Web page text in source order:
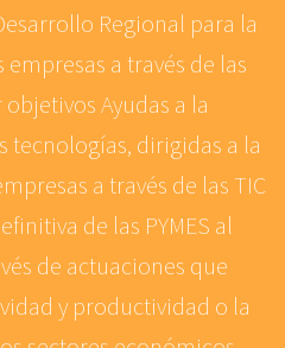
Regional para la
a través de las
Ayudas a la
tecnologías, dirigidas a la
a través de las TIC
de las PYMES al
de actuaciones que
y productividad o la